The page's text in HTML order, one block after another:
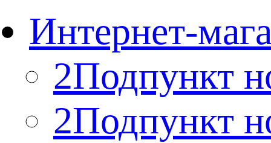
Интернет-
2Подпункт
2Подпункт